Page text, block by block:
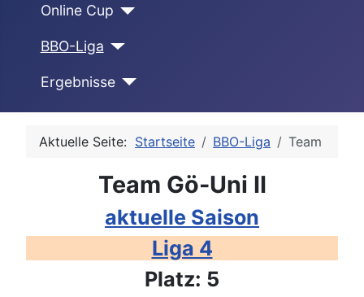
Online Cup
BBO-Liga
Ergebnisse
Aktuelle Seite: Startseite BBO-Liga Team
Team Gö-Uni II
aktuelle Saison
Liga 4
Platz: 5